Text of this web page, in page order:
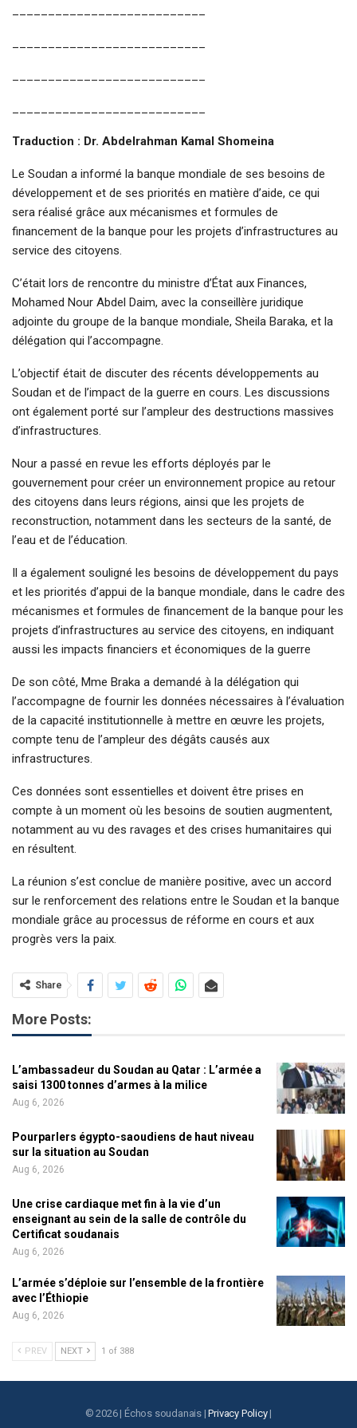
Traduction : Dr. Abdelrahman Kamal Shomeina
Le Soudan a informé la banque mondiale de ses besoins de
développement et de ses priorités en matière d’aide, ce qui
sera réalisé grâce aux mécanismes et formules de
financement de la banque pour les projets d’infrastructures au
service des citoyens.
C’était lors de rencontre du ministre d’État aux Finances,
Mohamed Nour Abdel Daim, avec la conseillère juridique
adjointe du groupe de la banque mondiale, Sheila Baraka, et la
délégation qui l’accompagne.
L’objectif était de discuter des récents développements au
Soudan et de l’impact de la guerre en cours. Les discussions
ont également porté sur l’ampleur des destructions massives
d’infrastructures.
Nour a passé en revue les efforts déployés par le
gouvernement pour créer un environnement propice au retour
des citoyens dans leurs régions, ainsi que les projets de
reconstruction, notamment dans les secteurs de la santé, de
l’eau et de l’éducation.
Il a également souligné les besoins de développement du pays
et les priorités d’appui de la banque mondiale, dans le cadre des
mécanismes et formules de financement de la banque pour les
projets d’infrastructures au service des citoyens, en indiquant
aussi les impacts financiers et économiques de la guerre
De son côté, Mme Braka a demandé à la délégation qui
l’accompagne de fournir les données nécessaires à l’évaluation
de la capacité institutionnelle à mettre en œuvre les projets,
compte tenu de l’ampleur des dégâts causés aux
infrastructures.
Ces données sont essentielles et doivent être prises en
compte à un moment où les besoins de soutien augmentent,
notamment au vu des ravages et des crises humanitaires qui
en résultent.
La réunion s’est conclue de manière positive, avec un accord
sur le renforcement des relations entre le Soudan et la banque
mondiale grâce au processus de réforme en cours et aux
progrès vers la paix.
Share
More Posts:
L’ambassadeur du Soudan au Qatar : L’armée a
saisi 1300 tonnes d’armes à la milice
Aug 6, 2026
Pourparlers égypto-saoudiens de haut niveau
sur la situation au Soudan
Aug 6, 2026
Une crise cardiaque met fin à la vie d’un
enseignant au sein de la salle de contrôle du
Certificat soudanais
Aug 6, 2026
L’armée s’déploie sur l’ensemble de la frontière
avec l’Éthiopie
Aug 6, 2026
PREV NEXT 1 of 388
© 2026 | Échos soudanais |Privacy Policy|